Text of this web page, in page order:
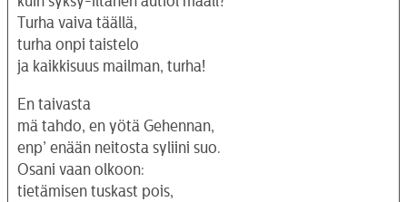
Turha vaiva täällä,
turha onpi taistelo
ja kaikkisuus mailman, turha!
En taivasta
mä tahdo, en yötä Gehennan,
enp’ enään neitosta syliini suo.
Osani vaan olkoon:
tietämisen tuskast pois,